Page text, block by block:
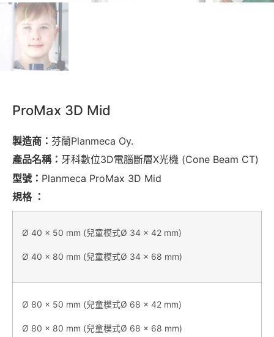
ProMax 3D Mid
製造商： 芬蘭Planmeca Oy.
產品名稱： 牙科數位3D電腦斷層X光機 (Cone Beam CT)
型號： Planmeca ProMax 3D Mid
規格 ：
Ø 40 x 50 mm (兒童模式Ø 34 x 42 mm)
Ø 40 x 80 mm (兒童模式Ø 34 x 68 mm)
Ø 80 x 50 mm (兒童模式Ø 68 x 42 mm)
Ø 80 x 80 mm (兒童模式Ø 68 x 68 mm)